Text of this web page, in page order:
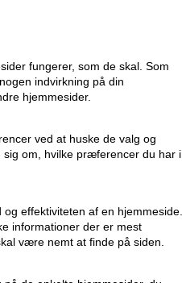
fungerer, som de skal. Som
indvirkning på din
hjemmesider.
ved at huske de valg og
sig om, hvilke præferencer du har i
effektiviteten af en hjemmeside.
informationer der er mest
være nemt at finde på siden.
Normalpris: 169,00
126,75 DKK